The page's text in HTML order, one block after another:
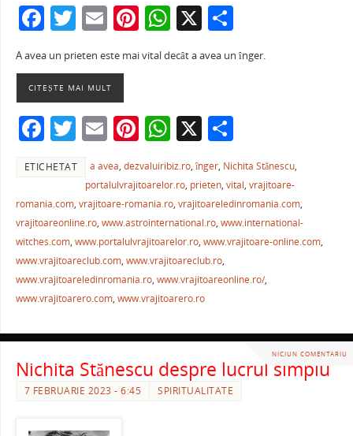
F
c
e
b
o
o
k
T
w
itt
er
E
ai
l
Pi
nt
er
st
W
h
at
A
p
p
X P
ar
ta
a
ză
A avea un prieten este mai vital decât a avea un înger.
CITEȘTE MAI MULT
F
c
e
b
o
o
k
T
itt
er
E
m
ai
l
Pi
nt
er
e
st
W
h
at
s
A
p
p
X P
ar
ta
je
a
ză
ETICHETAT a avea,dezvaluiribiz.ro,înger, Nichita Stănescu,
portalulvrajitoarelor.ro, prieten,vital,vrajitoare-
romania.com, vrajitoare-romania.ro, vrajitoareledinromania.com,
vrajitoareonline.ro, www.astrointernational.ro, www.international-
witches.com, www.portalulvrajitoarelor.ro, www.vrajitoare-online.com,
www.vrajitoareclub.com, www.vrajitoareclub.ro,
www.vrajitoareledinromania.ro, www.vrajitoareonline.ro/,
www.vrajitoarero.com, www.vrajitoarero.ro
NICIUN COMENTARIU
Nichita Stănescu despre lucrul simplu
7 FEBRUARIE 2023 - 6:45 SPIRITUALITATE